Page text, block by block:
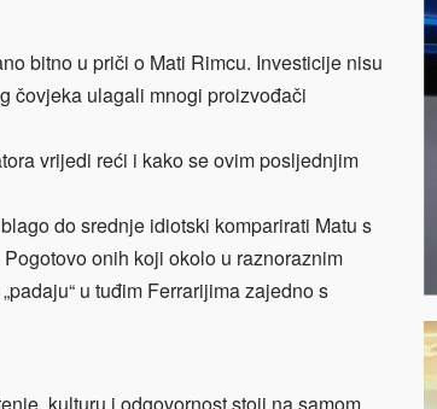
bitno u priči o Mati Rimcu. Investicije nisu
čovjeka ulagali mnogi proizvođači
vrijedi reći i kako se ovim posljednjim
do srednje idiotski komparirati Matu s
onih koji okolo u raznoraznim
u tuđim Ferrarijima zajedno s